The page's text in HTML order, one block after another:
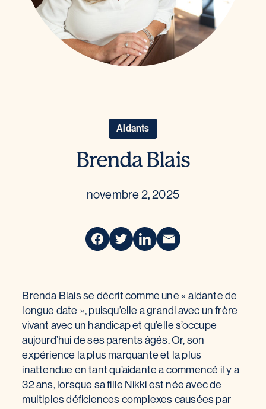
Aidants
Brenda Blais
novembre 2, 2025
Brenda Blais se décrit comme une « aidante de
longue date », puisqu’elle a grandi avec un frère
vivant avec un handicap et qu’elle s’occupe
aujourd’hui de ses parents âgés. Or, son
expérience la plus marquante et la plus
inattendue en tant qu’aidante a commencé il y a
32 ans, lorsque sa fille Nikki est née avec de
multiples déficiences complexes causées par